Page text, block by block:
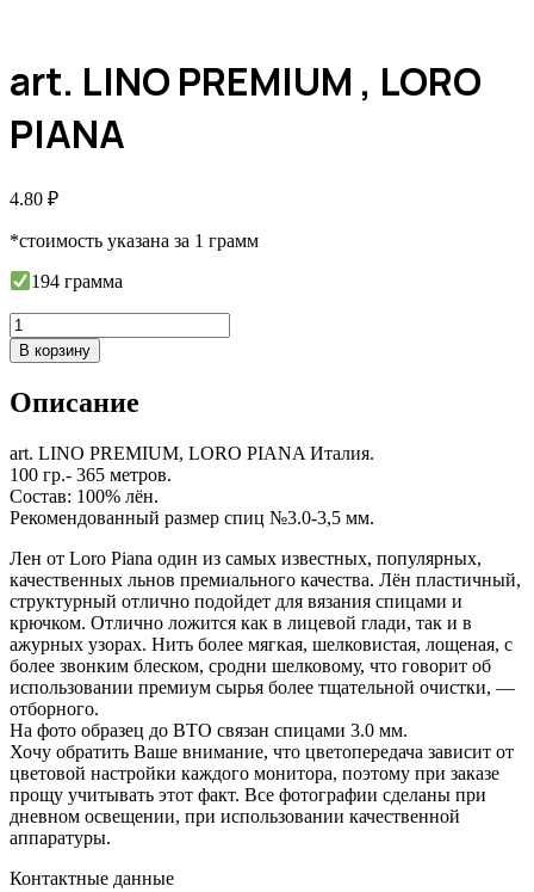
art. LINO PREMIUM , LORO
PIANA
4.80 ₽
*стоимость указана за 1 грамм
194 грамма
Количество
товара
art.
PREMIUM
LORO
PIANA
В корзину
Описание
art. LINO PREMIUM, LORO PIANA Италия.
100 гр.- 365 метров.
Состав: 100% лён.
Рекомендованный размер спиц №3.0-3,5 мм.
Лен от Loro Piana один из самых известных, популярных,
качественных льнов премиального качества. Лён пластичный,
структурный отлично подойдет для вязания спицами и
крючком. Отлично ложится как в лицевой глади, так и в
ажурных узорах. Нить более мягкая, шелковистая, лощеная, с
более звонким блеском, сродни шелковому, что говорит об
использовании премиум сырья более тщательной очистки, —
отборного.
На фото образец до ВТО связан спицами 3.0 мм.
Хочу обратить Ваше внимание, что цветопередача зависит от
цветовой настройки каждого монитора, поэтому при заказе
прощу учитывать этот факт. Все фотографии сделаны при
дневном освещении, при использовании качественной
аппаратуры.
Контактные данные